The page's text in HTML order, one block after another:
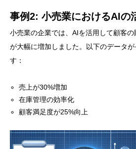
事例2: 小売業におけるAIの
小売業の企業では、AIを活用して顧客
が大幅に増加しました。以下のデータ
す：
売上が30%増加
在庫管理の効率化
顧客満足度が25%向上